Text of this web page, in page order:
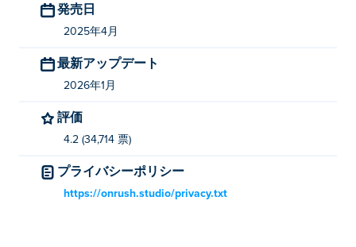
うすればいいですか?
フィッシングリーグはモバイルデバイスとデス
す。
友達と一緒にフィッシングリーグをプレイでき
発売日
2025年4月
最新アップデート
2026年1月
評価
4.2 (34,714 票)
プライバシーポリシー
https://onrush.studio/privacy.txt